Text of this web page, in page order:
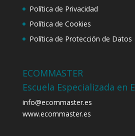
Política de Privacidad
Política de Cookies
Política de Protección de Datos
ECOMMASTER
Escuela Especializada en
info@ecommaster.es
www.ecommaster.es